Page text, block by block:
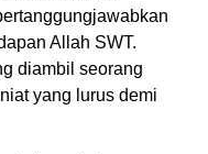
Allah SWT.
diambil seorang
yang lurus demi